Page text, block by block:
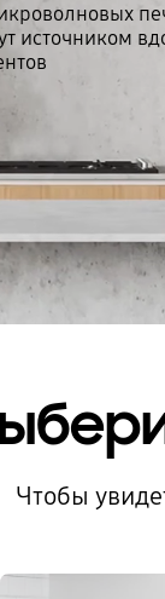
источником
Чтобы